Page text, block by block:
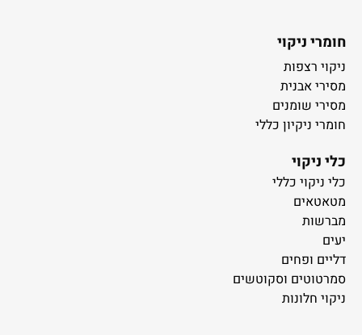
חומרי ניקוי
ניקוי רצפות
מסירי אבנית
מסירי שומנים
חומרי ניקיון כללי
כלי ניקוי
כלי ניקוי כללי
מטאטאים
מברשות
יעים
דליים ופחים
סמרטוטים וסקוטשים
ניקוי חלונות